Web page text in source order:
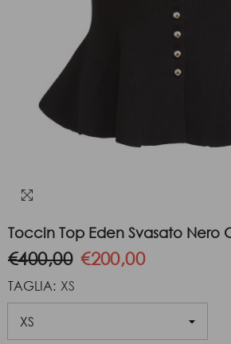
Toccin Top Eden Svasato Nero
€400,00 €200,00
TAGLIA: XS